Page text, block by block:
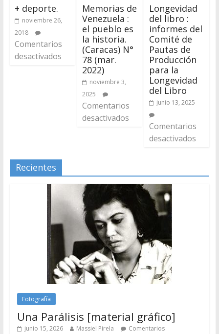
+ deporte.
noviembre 26,
2018
Comentarios
desactivados
Memorias de
Venezuela :
el pueblo es
la historia.
(Caracas) N°
78 (mar.
2022)
noviembre 3,
2025
Comentarios
desactivados
Longevidad
del libro :
informes del
Comité de
Pautas de
Producción
para la
Longevidad
del Libro
junio 13, 2025
Comentarios
desactivados
Recientes
Fotografía
Una Parálisis [material gráfico]
junio 15, 2026 Massiel Pirela Comentarios